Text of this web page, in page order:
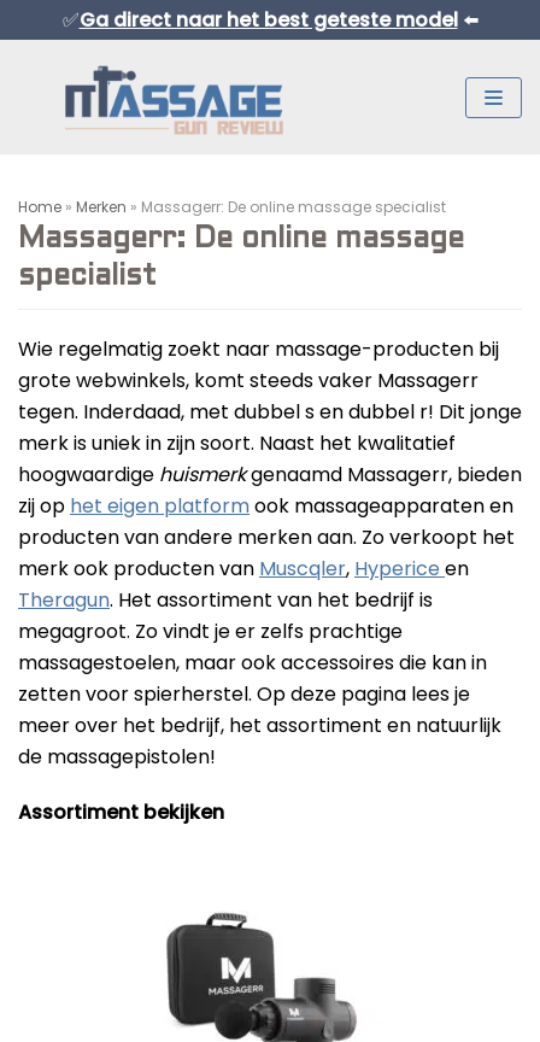
Meteen
inhoud
✅Ga direct naar het best geteste model ⬅️
Normaal Formaat Massage Guns
Professionele Massage Guns
Mini Massage Guns
Overige Producten
Beste Mini Massage Guns
Beste Professionele Massage Pistolen
Addsfit
Compex
Hyperice
Hydragun
MUSCQLER
Algemeen
Massagekoppen
Home » Merken » Massagerr: De online massage specialist
Massagerr: De online massage
specialist
Wie regelmatig zoekt naar massage-producten bij
grote webwinkels, komt steeds vaker Massagerr
tegen. Inderdaad, met dubbel s en dubbel r! Dit jonge
merk is uniek in zijn soort. Naast het kwalitatief
hoogwaardige huismerkgenaamd Massagerr, bieden
zij op het eigen platformook massageapparaten en
producten van andere merken aan. Zo verkoopt het
merk ook producten van Muscqler, Hyperice en
Theragun. Het assortiment van het bedrijf is
megagroot. Zo vindt je er zelfs prachtige
massagestoelen, maar ook accessoires die kan in
zetten voor spierherstel. Op deze pagina lees je
meer over het bedrijf, het assortiment en natuurlijk
de massagepistolen!
Assortiment bekijken